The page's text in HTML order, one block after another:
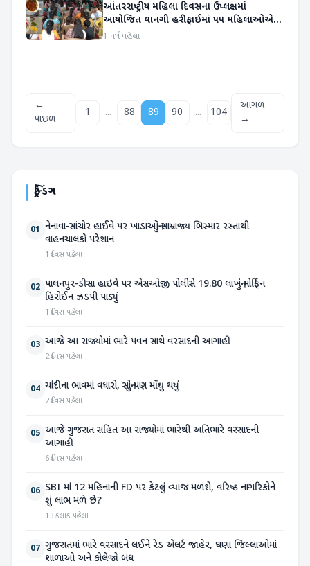
આંતરરાષ્ટ્રીય મહિલા દિવસના ઉપ્લક્ષમાં
આયોજિત વાનગી હરીફાઈમાં ૫૫ મહિલાઓએ
ભાગ લીધો
1 વર્ષ પહેલા
←
પાછળ
1 ... 88 89 90 ... 104
આગળ
→
ટ્રેન્ડિંગ
01 નેનાવા-સાંચોર હાઈવે પર ખાડાઓનું સામ્રાજ્ય બિસ્માર રસ્તાથી
વાહનચાલકો પરેશાન
1 દિવસ પહેલા
02 પાલનપુર-ડીસા હાઇવે પર એસઓજી પોલીસે 19.80 લાખનું મોર્ફિન
હિરોઈન ઝડપી પાડ્યું
1 દિવસ પહેલા
03 આજે આ રાજ્યોમાં ભારે પવન સાથે વરસાદની આગાહી
2 દિવસ પહેલા
04 ચાંદીના ભાવમાં વધારો, સોનું પણ મોંઘુ થયું
2 દિવસ પહેલા
05 આજે ગુજરાત સહિત આ રાજ્યોમાં ભારેથી અતિભારે વરસાદની
આગાહી
6 દિવસ પહેલા
06 SBI માં 12 મહિનાની FD પર કેટલું વ્યાજ મળશે, વરિષ્ઠ નાગરિકોને
શું લાભ મળે છે?
13 કલાક પહેલા
07 ગુજરાતમાં ભારે વરસાદને લઈને રેડ એલર્ટ જાહેર, ઘણા જિલ્લાઓમાં
શાળાઓ અને કોલેજો બંધ